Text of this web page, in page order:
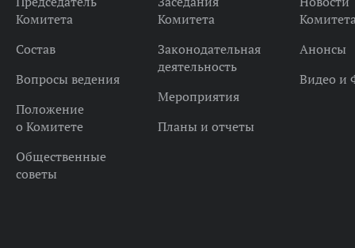
Комитета
Состав
Вопросы ведения
Положение
о Комитете
Общественные
советы
Комитета
Законодательная
деятельность
Мероприятия
Планы и отчеты
Анонсы
Видео и